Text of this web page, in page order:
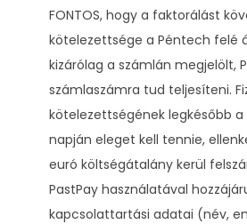
FONTOS, hogy a faktorálást
kötelezettsége a Péntech felé
kizárólag a számlán megjelölt,
számlaszámra tud teljesíteni.
kötelezettségének legkésőbb
napján eleget kell tennie,
euró költségátalány kerül
PastPay használatával
kapcsolattartási adatai (név,